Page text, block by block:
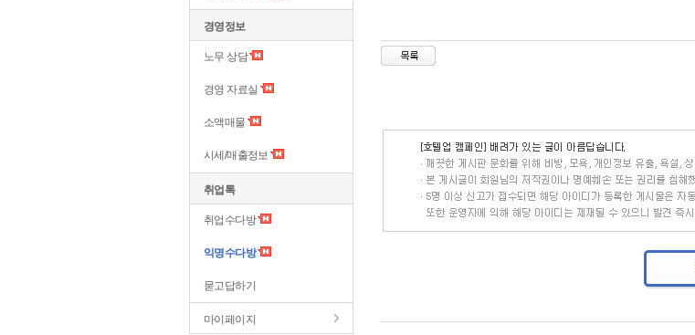
경영정보
노무 상담
경영 자료실
소액매물
시세/매출정보
취업톡
취업수다방
익명수다방
묻고답하기
마이페이지